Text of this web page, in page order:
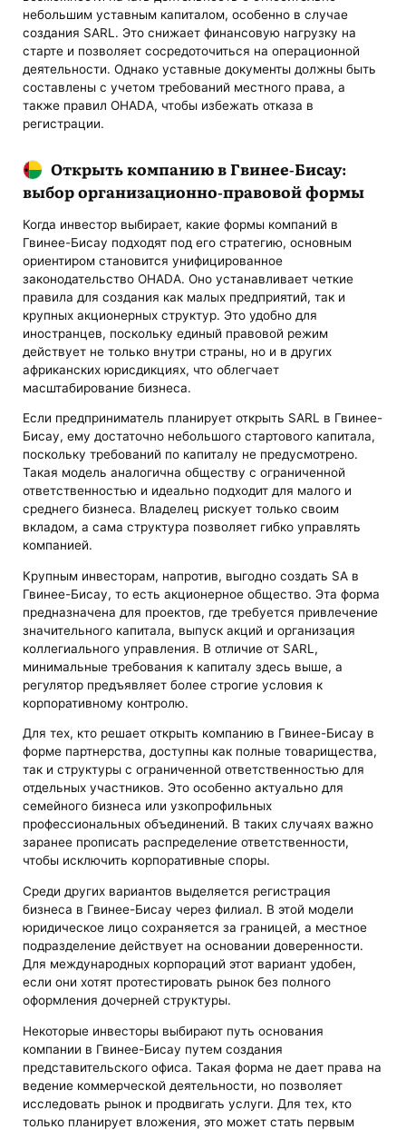
небольшим уставным капиталом, особенно в случае
создания SARL. Это снижает финансовую нагрузку на
старте и позволяет сосредоточиться на операционной
деятельности. Однако уставные документы должны быть
составлены с учетом требований местного права, а
также правил OHADA, чтобы избежать отказа в
регистрации.
Открыть компанию в Гвинее-Бисау:
выбор организационно-правовой формы
Когда инвестор выбирает, какие формы компаний в
Гвинее-Бисау подходят под его стратегию, основным
ориентиром становится унифицированное
законодательство OHADA. Оно устанавливает четкие
правила для создания как малых предприятий, так и
крупных акционерных структур. Это удобно для
иностранцев, поскольку единый правовой режим
действует не только внутри страны, но и в других
африканских юрисдикциях, что облегчает
масштабирование бизнеса.
Если предприниматель планирует открыть SARL в Гвинее-
Бисау, ему достаточно небольшого стартового капитала,
поскольку требований по капиталу не предусмотрено.
Такая модель аналогична обществу с ограниченной
ответственностью и идеально подходит для малого и
среднего бизнеса. Владелец рискует только своим
вкладом, а сама структура позволяет гибко управлять
компанией.
Крупным инвесторам, напротив, выгодно создать SA в
Гвинее-Бисау, то есть акционерное общество. Эта форма
предназначена для проектов, где требуется привлечение
значительного капитала, выпуск акций и организация
коллегиального управления. В отличие от SARL,
минимальные требования к капиталу здесь выше, а
регулятор предъявляет более строгие условия к
корпоративному контролю.
Для тех, кто решает открыть компанию в Гвинее-Бисау в
форме партнерства, доступны как полные товарищества,
так и структуры с ограниченной ответственностью для
отдельных участников. Это особенно актуально для
семейного бизнеса или узкопрофильных
профессиональных объединений. В таких случаях важно
заранее прописать распределение ответственности,
чтобы исключить корпоративные споры.
Среди других вариантов выделяется регистрация
бизнеса в Гвинее-Бисау через филиал. В этой модели
юридическое лицо сохраняется за границей, а местное
подразделение действует на основании доверенности.
Для международных корпораций этот вариант удобен,
если они хотят протестировать рынок без полного
оформления дочерней структуры.
Некоторые инвесторы выбирают путь основания
компании в Гвинее-Бисау путем создания
представительского офиса. Такая форма не дает права на
ведение коммерческой деятельности, но позволяет
исследовать рынок и продвигать услуги. Для тех, кто
только планирует вложения, это может стать первым